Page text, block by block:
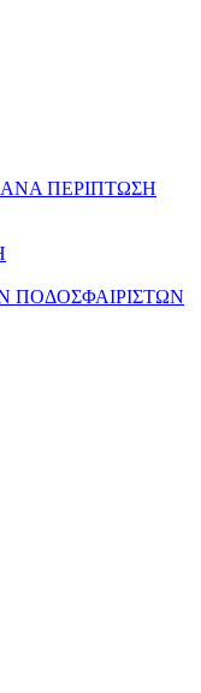
ΠΕΡΙΠΤΩΣΗ
ΠΟΔΟΣΦΑΙΡΙΣΤΩΝ